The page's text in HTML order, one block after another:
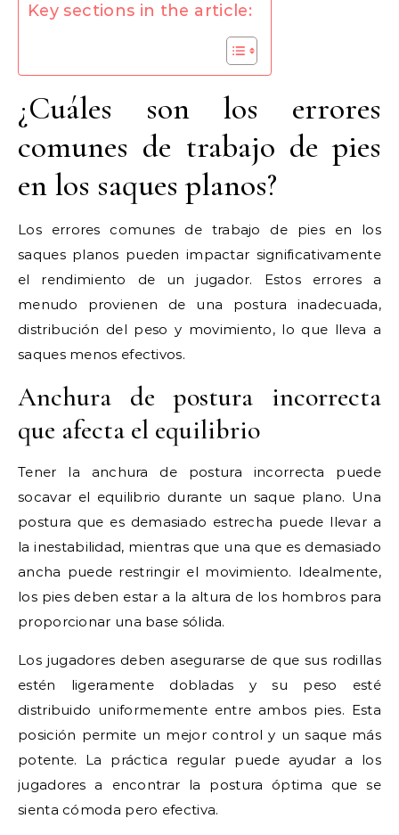
Key sections in the article:
¿Cuáles son los errores
comunes de trabajo de pies
en los saques planos?
Los errores comunes de trabajo de pies en los
saques planos pueden impactar significativamente
el rendimiento de un jugador. Estos errores a
menudo provienen de una postura inadecuada,
distribución del peso y movimiento, lo que lleva a
saques menos efectivos.
Anchura de postura incorrecta
que afecta el equilibrio
Tener la anchura de postura incorrecta puede
socavar el equilibrio durante un saque plano. Una
postura que es demasiado estrecha puede llevar a
la inestabilidad, mientras que una que es demasiado
ancha puede restringir el movimiento. Idealmente,
los pies deben estar a la altura de los hombros para
proporcionar una base sólida.
Los jugadores deben asegurarse de que sus rodillas
estén ligeramente dobladas y su peso esté
distribuido uniformemente entre ambos pies. Esta
posición permite un mejor control y un saque más
potente. La práctica regular puede ayudar a los
jugadores a encontrar la postura óptima que se
sienta cómoda pero efectiva.